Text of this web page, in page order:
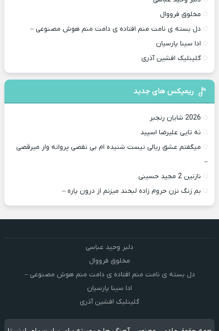
مخلوق فرووال
دل بسته ی نامت منم افتاده ی دامت منم هوش مصنوعی –
ادا سینا پارسیان
گلینلیک افشین آذری
ریمیکس های جدید
2026 شایان رنجبر
نه تایی علیرضا اسپید
میگفتم عشق ریالی نیست شنیده ام بی نقصی پروانه وار میرقصی
–
نازنین 2 مجید حسینی
بم زنگ نزن حروم زاده لبخند میزنم از درون پاره –
دلبر وحید عباسی
مخلوق فرووال
دل بسته ی نامت منم افتاده ی دامت منم هوش مصنوعی –
ادا سینا پارسیان
گلینلیک افشین آذری